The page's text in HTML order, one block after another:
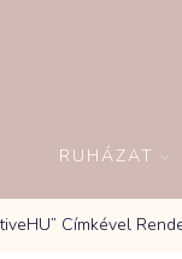
RUHÁZAT
Címkével